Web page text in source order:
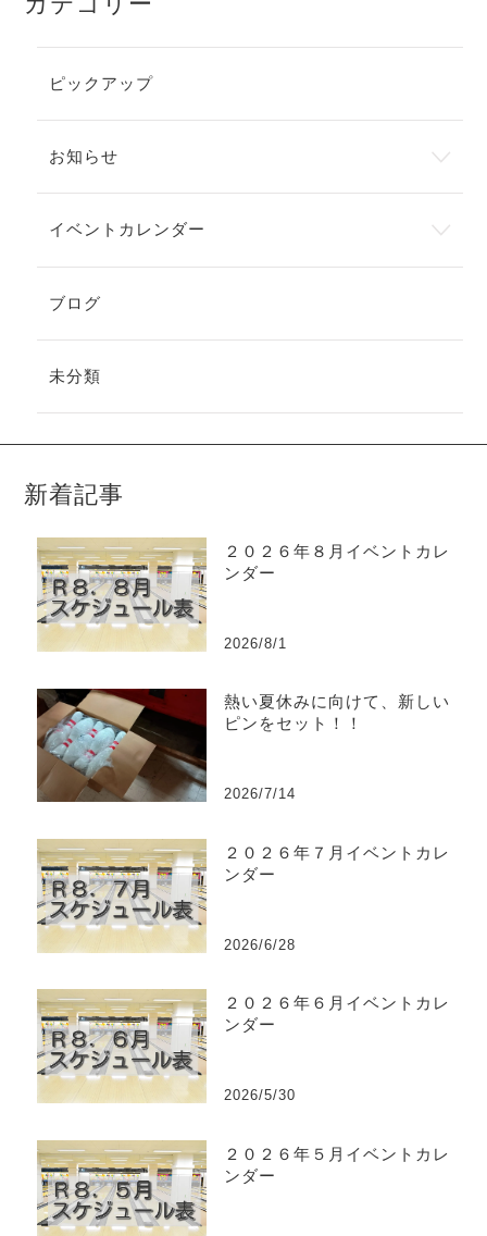
ピックアップ
お知らせ
イベントカレンダー
ブログ
未分類
新着記事
２０２６年８月イベントカレ
ンダー
2026/8/1
熱い夏休みに向けて、新しい
ピンをセット！！
2026/7/14
２０２６年７月イベントカレ
ンダー
2026/6/28
２０２６年６月イベントカレ
ンダー
2026/5/30
２０２６年５月イベントカレ
ンダー